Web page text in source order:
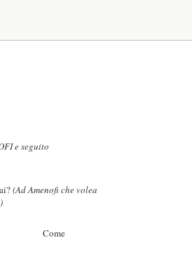
e seguito
(Ad Amenofi che volea